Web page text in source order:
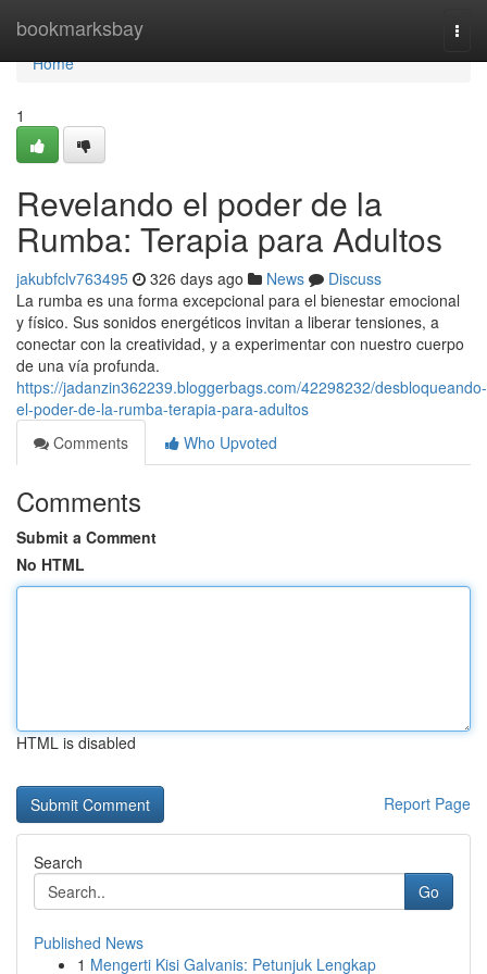
bookmarksbay
Home
Home
1
Revelando el poder de la
Rumba: Terapia para Adultos
jakubfclv763495 326 days ago News
Discuss
La rumba es una forma excepcional para el bienestar emocional
y físico. Sus sonidos energéticos invitan a liberar tensiones, a
conectar con la creatividad, y a experimentar con nuestro cuerpo
de una vía profunda.
https://jadanzin362239.bloggerbags.com/42298232/desbloqueando-
el-poder-de-la-rumba-terapia-para-adultos
Comments
Who Upvoted
Comments
Submit a Comment
No HTML
HTML is disabled
Report Page
Search
Go
Published News
1 Mengerti Kisi Galvanis: Petunjuk Lengkap